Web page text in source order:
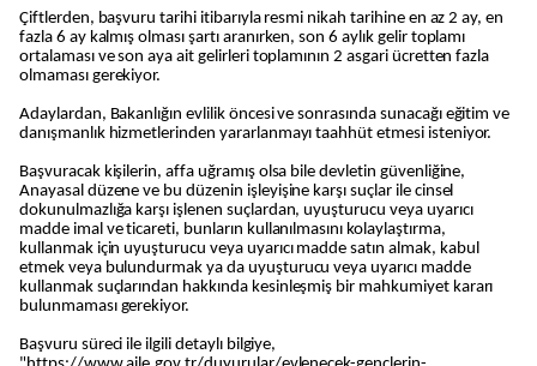
Çiftlerden, başvuru tarihi itibarıyla resmi nikah tarihine en az 2 ay, en
fazla 6 ay kalmış olması şartı aranırken, son 6 aylık gelir toplamı
ortalaması ve son aya ait gelirleri toplamının 2 asgari ücretten fazla
olmaması gerekiyor.
Adaylardan, Bakanlığın evlilik öncesi ve sonrasında sunacağı eğitim ve
danışmanlık hizmetlerinden yararlanmayı taahhüt etmesi isteniyor.
Başvuracak kişilerin, affa uğramış olsa bile devletin güvenliğine,
Anayasal düzene ve bu düzenin işleyişine karşı suçlar ile cinsel
dokunulmazlığa karşı işlenen suçlardan, uyuşturucu veya uyarıcı
madde imal ve ticareti, bunların kullanılmasını kolaylaştırma,
kullanmak için uyuşturucu veya uyarıcı madde satın almak, kabul
etmek veya bulundurmak ya da uyuşturucu veya uyarıcı madde
kullanmak suçlarından hakkında kesinleşmiş bir mahkumiyet kararı
bulunmaması gerekiyor.
Başvuru süreci ile ilgili detaylı bilgiye,